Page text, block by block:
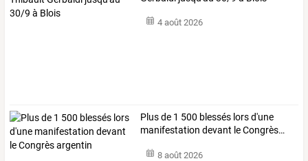
4 août 2026
Plusde 1 500 blessés lorsd'une
manifestation devant leCongrès…
8 août 2026